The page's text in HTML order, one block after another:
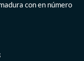
con en número